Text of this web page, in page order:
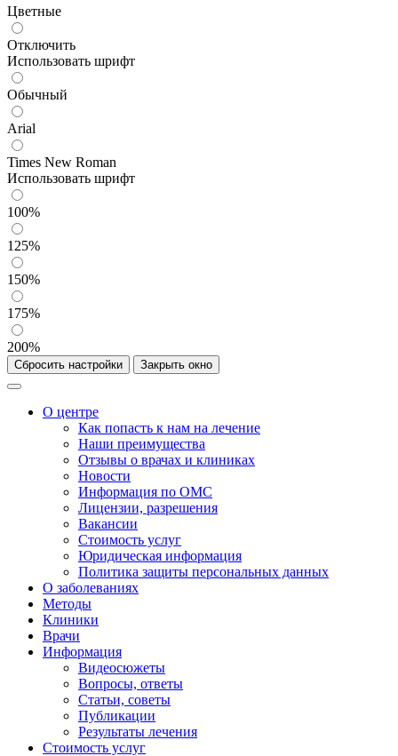
Цветные
Отключить
Использовать шрифт
Обычный
Arial
Times New Roman
Использовать шрифт
100%
125%
150%
175%
200%
Сбросить настройки Закрыть окно
О центре
Как попасть к нам на лечение
Наши преимущества
Отзывы о врачах и клиниках
Новости
Информация по ОМС
Лицензии, разрешения
Вакансии
Стоимость услуг
Юридическая информация
Политика защиты персональных данных
О заболеваниях
Методы
Клиники
Врачи
Информация
Видеосюжеты
Вопросы, ответы
Статьи, советы
Публикации
Результаты лечения
Стоимость услуг